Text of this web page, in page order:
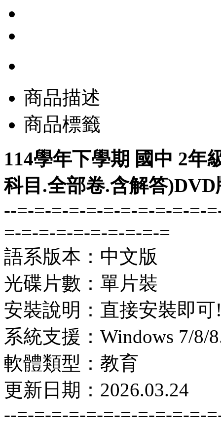
商品描述
商品標籤
114學年下學期 國中 2年
科目.全部卷.含解答)DVD
--=-=-=-=-=-=-=-=-=-=-=-
=-=-=-=-=-=-=-=-=-=
語系版本：中文版
光碟片數：單片裝
安裝說明：直接安裝即可
系統支援：Windows 7/8/
軟體類型：教育
更新日期：2026.03.24
--=-=-=-=-=-=-=-=-=-=-=-